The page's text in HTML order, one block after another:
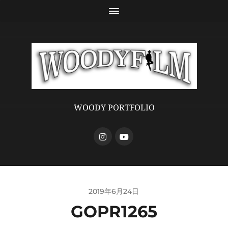
WOODY PORTFOLIO
2019年6月24日
GOPR1265